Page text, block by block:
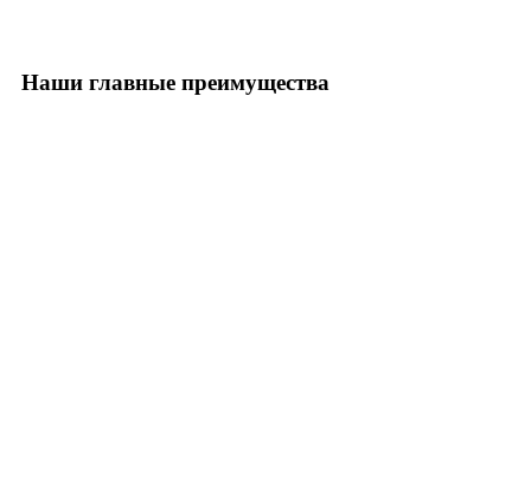
Наши главные преимущества